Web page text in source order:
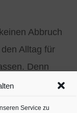
Service zu
Abbruch
Alltag für
Denn
in